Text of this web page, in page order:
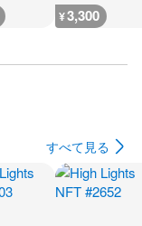
¥3,300
すべて見る